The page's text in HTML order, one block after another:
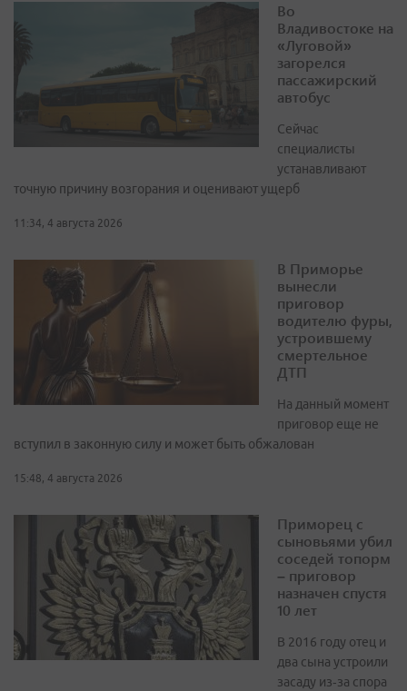
Во
Владивостоке на
«Луговой»
загорелся
пассажирский
автобус
Сейчас
специалисты
устанавливают
точную причину возгорания и оценивают ущерб
11:34, 4 августа 2026
В Приморье
вынесли
приговор
водителю фуры,
устроившему
смертельное
ДТП
На данный момент
приговор еще не
вступил в законную силу и может быть обжалован
15:48, 4 августа 2026
Приморец с
сыновьями убил
соседей топорм
– приговор
назначен спустя
10 лет
В 2016 году отец и
два сына устроили
засаду из‑за спора